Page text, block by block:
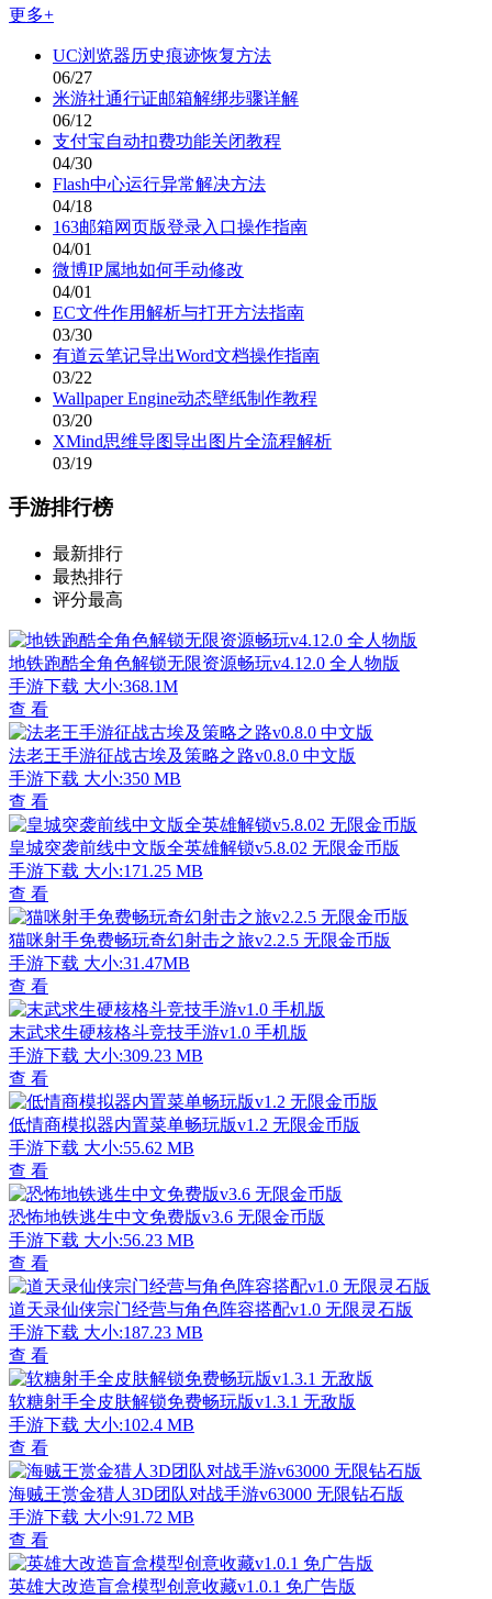
更多+
UC浏览器历史痕迹恢复方法
06/27
米游社通行证邮箱解绑步骤详解
06/12
支付宝自动扣费功能关闭教程
04/30
Flash中心运行异常解决方法
04/18
163邮箱网页版登录入口操作指南
04/01
微博IP属地如何手动修改
04/01
EC文件作用解析与打开方法指南
03/30
有道云笔记导出Word文档操作指南
03/22
Wallpaper Engine动态壁纸制作教程
03/20
XMind思维导图导出图片全流程解析
03/19
手游排行榜
最新排行
最热排行
评分最高
地铁跑酷全角色解锁无限资源畅玩v4.12.0 全人物版
手游下载 大小:368.1M
查 看
法老王手游征战古埃及策略之路v0.8.0 中文版
手游下载 大小:350 MB
查 看
皇城突袭前线中文版全英雄解锁v5.8.02 无限金币版
手游下载 大小:171.25 MB
查 看
猫咪射手免费畅玩奇幻射击之旅v2.2.5 无限金币版
手游下载 大小:31.47MB
查 看
末武求生硬核格斗竞技手游v1.0 手机版
手游下载 大小:309.23 MB
查 看
低情商模拟器内置菜单畅玩版v1.2 无限金币版
手游下载 大小:55.62 MB
查 看
恐怖地铁逃生中文免费版v3.6 无限金币版
手游下载 大小:56.23 MB
查 看
道天录仙侠宗门经营与角色阵容搭配v1.0 无限灵石版
手游下载 大小:187.23 MB
查 看
软糖射手全皮肤解锁免费畅玩版v1.3.1 无敌版
手游下载 大小:102.4 MB
查 看
海贼王赏金猎人3D团队对战手游v63000 无限钻石版
手游下载 大小:91.72 MB
查 看
英雄大改造盲盒模型创意收藏v1.0.1 免广告版